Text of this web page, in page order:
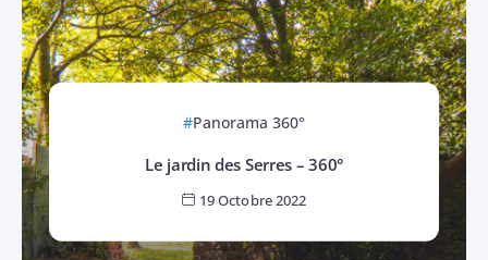
Panorama 360°
Le jardin des Serres – 360°
19 Octobre 2022